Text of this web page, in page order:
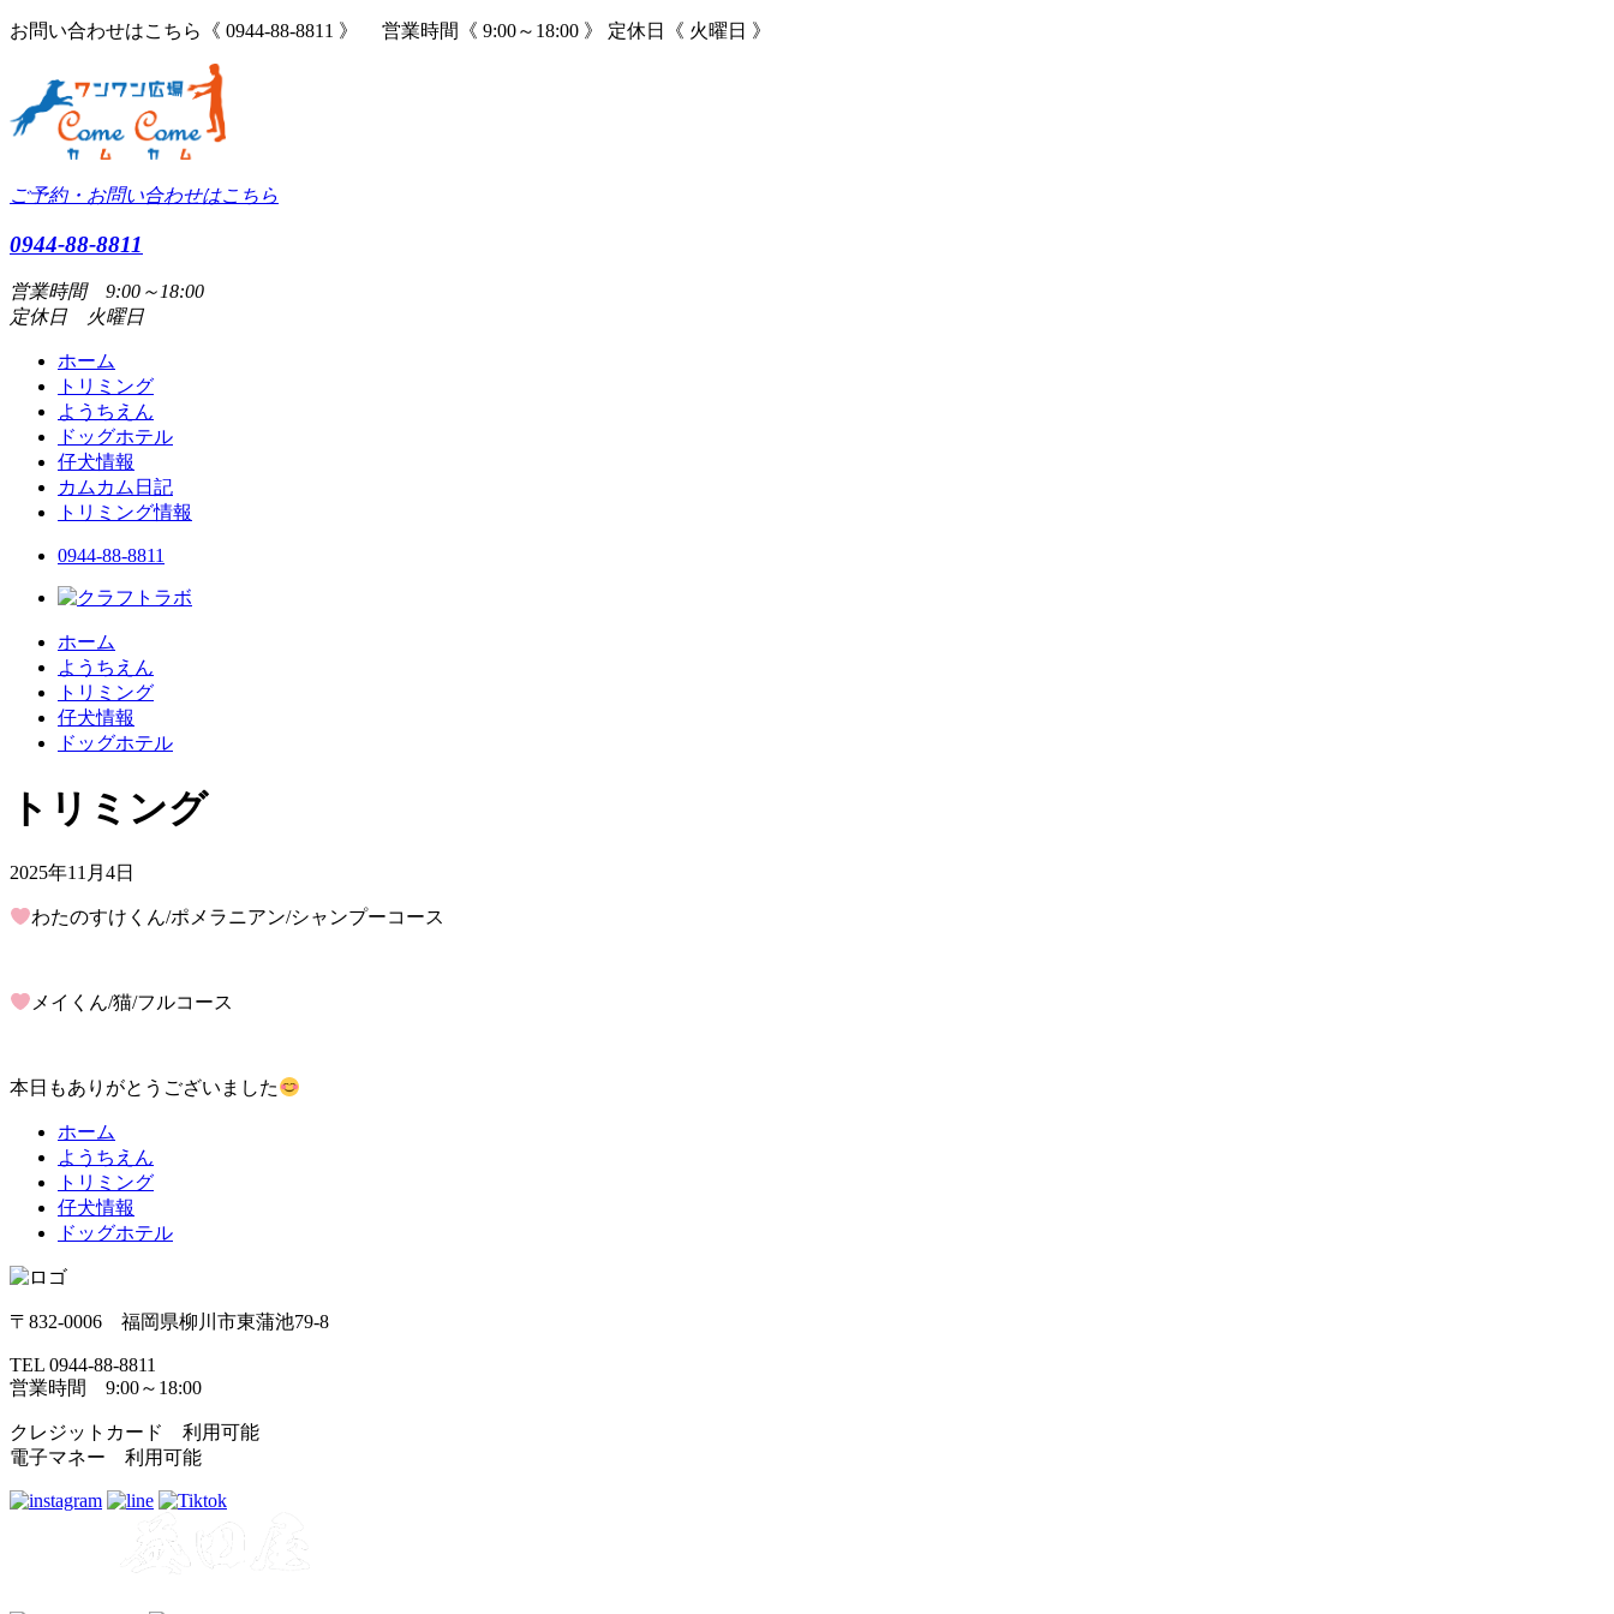
お問い合わせはこちら《 0944-88-8811 》 営業時間《 9:00～18:00 》 定休日《 火曜日 》
ご予約・お問い合わせはこちら
0944-88-8811
営業時間 9:00～18:00
定休日 火曜日
ホーム
トリミング
ようちえん
ドッグホテル
仔犬情報
カムカム日記
トリミング情報
0944-88-8811
ホーム
ようちえん
トリミング
仔犬情報
ドッグホテル
トリミング
2025年11月4日
わたのすけくん/ポメラニアン/シャンプーコース
メイくん/猫/フルコース
本日もありがとうございました
ホーム
ようちえん
トリミング
仔犬情報
ドッグホテル
〒832-0006 福岡県柳川市東蒲池79-8
TEL 0944-88-8811
営業時間 9:00～18:00
クレジットカード 利用可能
電子マネー 利用可能